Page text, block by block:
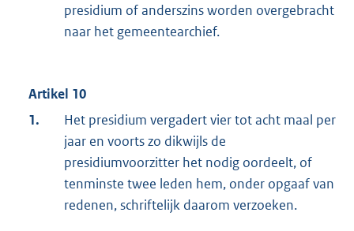
presidium of anderszins worden overgebracht
naar het gemeentearchief.
Artikel 10
1.
Het presidium vergadert vier tot acht maal per
jaar en voorts zo dikwijls de
presidiumvoorzitter het nodig oordeelt, of
tenminste twee leden hem, onder opgaaf van
redenen, schriftelijk daarom verzoeken.